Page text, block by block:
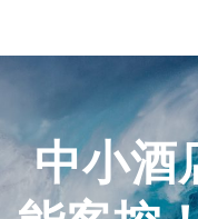
中小酒